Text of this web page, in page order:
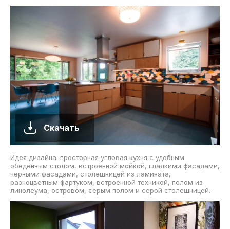
Скачать
Идея дизайна: просторная угловая кухня с удобным
обеденным столом, встроенной мойкой, гладкими фасадами,
черными фасадами, столешницей из ламината,
разноцветным фартуком, встроенной техникой, полом из
линолеума, островом, серым полом и серой столешницей.